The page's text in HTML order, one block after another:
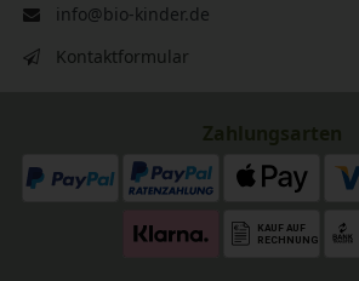
info@bio-kinder.de
Kontaktformular
Zahlungsarten